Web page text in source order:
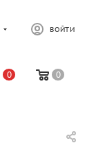
ВОЙТИ
0 0